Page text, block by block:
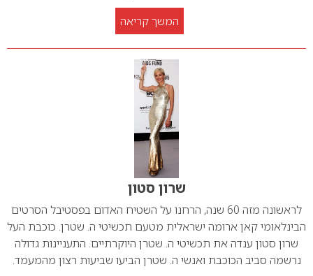
המשך קריאה
שרון סטון
לראשונה מזה 60 שנה, הרחנו על השטיח האדום בפסטיבל הסרטים
הבינלאומי קאן ארומה ישראלית מטעם תכשיטי ה. שטרן. כוכבת העל
שרון סטון ענדה את תכשיטי ה. שטרן היוקרתיים. התעניינות גדולה
נרשמה סביב הכוכבת ואנשי ה. שטרן הביעו שביעות רצון מהמעמד.